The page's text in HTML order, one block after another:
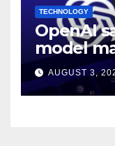
TECHNOLOGY
OpenAI
model
in 10
AUGUST 3,